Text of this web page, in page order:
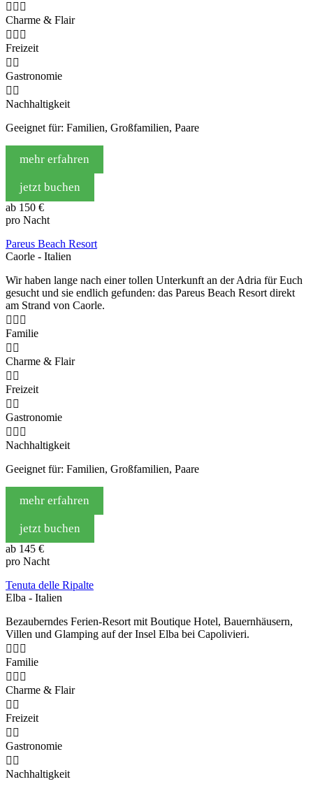
  
Charme & Flair
  
Freizeit
 
Gastronomie
 
Nachhaltigkeit
Geeignet für: Familien, Großfamilien, Paare
mehr erfahren
jetzt buchen
ab 150 €
pro Nacht
Pareus Beach Resort
Caorle - Italien
Wir haben lange nach einer tollen Unterkunft an der Adria für Euch
gesucht und sie endlich gefunden: das Pareus Beach Resort direkt
am Strand von Caorle.
  
Familie
 
Charme & Flair
 
Freizeit
 
Gastronomie
  
Nachhaltigkeit
Geeignet für: Familien, Großfamilien, Paare
mehr erfahren
jetzt buchen
ab 145 €
pro Nacht
Tenuta delle Ripalte
Elba - Italien
Bezauberndes Ferien-Resort mit Boutique Hotel, Bauernhäusern,
Villen und Glamping auf der Insel Elba bei Capolivieri.
  
Familie
  
Charme & Flair
 
Freizeit
 
Gastronomie
 
Nachhaltigkeit